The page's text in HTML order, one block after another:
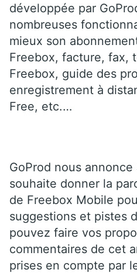
développée par
nombreuses
mieux son
Freebox, facture, fax,
Freebox, guide des
enregistrement à
Free, etc.…
GoProd nous annonce
souhaite donner la
de Freebox Mobile
suggestions et pistes
pouvez faire vos
commentaires de cet
prises en compte par